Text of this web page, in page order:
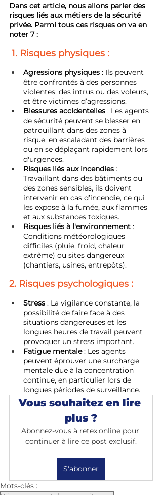
Dans cet article, nous allons parler des
risques liés aux métiers de la sécurité
privée. Parmi tous ces risques on va en
noter 7 :
1. Risques physiques :
Agressions physiques : Ils peuvent
être confrontés à des personnes
violentes, des intrus ou des voleurs,
et être victimes d’agressions.
Blessures accidentelles : Les agents
de sécurité peuvent se blesser en
patrouillant dans des zones à
risque, en escaladant des barrières
ou en se déplaçant rapidement lors
d'urgences.
Risques liés aux incendies :
Travaillant dans des bâtiments ou
des zones sensibles, ils doivent
intervenir en cas d’incendie, ce qui
les expose à la fumée, aux flammes
et aux substances toxiques.
Risques liés à l'environnement :
Conditions météorologiques
difficiles (pluie, froid, chaleur
extrême) ou sites dangereux
(chantiers, usines, entrepôts).
2. Risques psychologiques :
Stress : La vigilance constante, la
possibilité de faire face à des
situations dangereuses et les
longues heures de travail peuvent
provoquer un stress important.
Fatigue mentale : Les agents
peuvent éprouver une surcharge
mentale due à la concentration
continue, en particulier lors de
longues périodes de surveillance.
Vous souhaitez en lire
plus ?
Abonnez-vous à retex.online pour
continuer à lire ce post exclusif.
S'abonner
Mots-clés :